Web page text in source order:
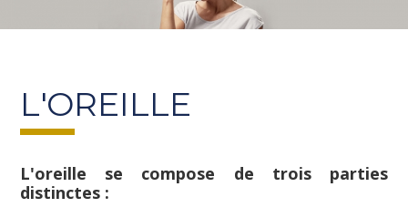
L'OREILLE
L'oreille se compose de trois parties
distinctes :